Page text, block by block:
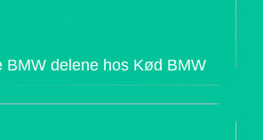
BMW delene hos Kød BMW